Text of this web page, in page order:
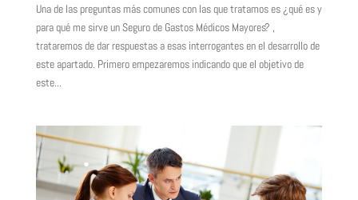
Una de las preguntas más comunes con las que tratamos es ¿qué es y
para qué me sirve un Seguro de Gastos Médicos Mayores? ,
trataremos de dar respuestas a esas interrogantes en el desarrollo de
este apartado. Primero empezaremos indicando que el objetivo de
este...